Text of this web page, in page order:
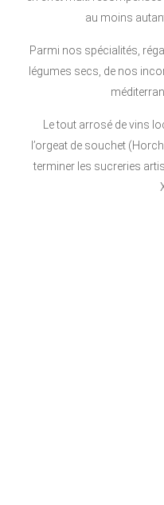
au moins
Parmi nos spécialités,
légumes secs, de nos
Le tout arrosé de vins
l’orgeat de souchet
terminer les sucreries